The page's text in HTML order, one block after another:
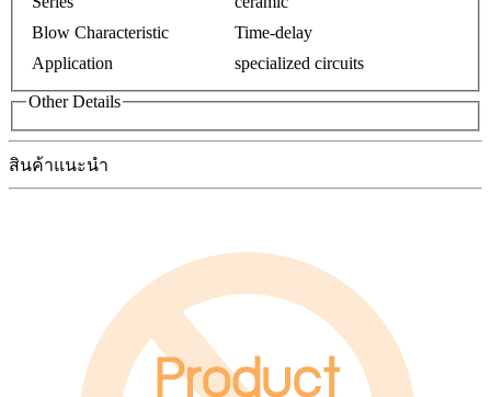
Blow Characteristic
Time-delay
Application
specialized circuits
Other Details
สินค้าแนะนำ